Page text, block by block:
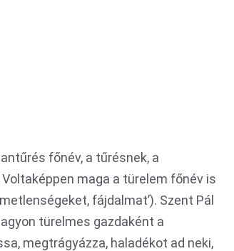
főnév, a tűrésnek, a
maga a türelem főnév is
fájdalmat’). Szent Pál
türelmes gazdaként a
megtrágyázza, haladékot ad neki,